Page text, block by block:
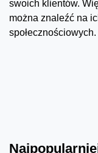
swoich klientów.
można znaleźć na
społecznościowych.